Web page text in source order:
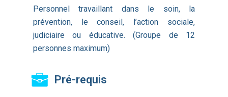
Personnel travaillant dans le soin, la
prévention, le conseil, l’action sociale,
judiciaire ou éducative. (Groupe de 12
personnes maximum)
Pré-requis